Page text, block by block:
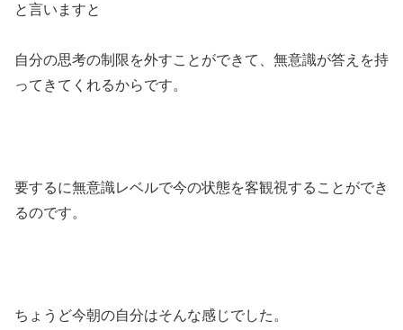
と言いますと
自分の思考の制限を外すことができて、無意識が答えを持
ってきてくれるからです。
要するに無意識レベルで今の状態を客観視することができ
るのです。
ちょうど今朝の自分はそんな感じでした。